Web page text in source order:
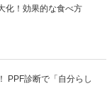
化！効果的な食べ方
PPF診断で「自分らし